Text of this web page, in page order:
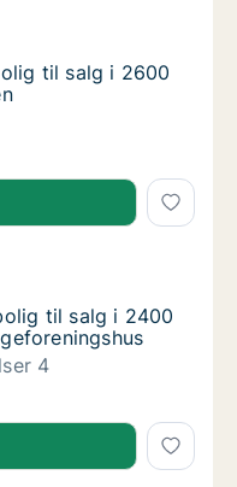
til salg i 2600
i 2600 Glostrup,
til salg i 2600
til salg i 2600
til salg i 2600
til salg i 2400
i 2400 København
til salg i 2400
til salg i 2400
4
til salg i 2400